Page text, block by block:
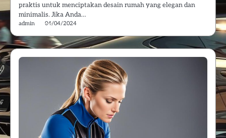
praktis untuk menciptakan desain rumah yang elegan dan
minimalis. Jika Anda…
admin 04/04/2024